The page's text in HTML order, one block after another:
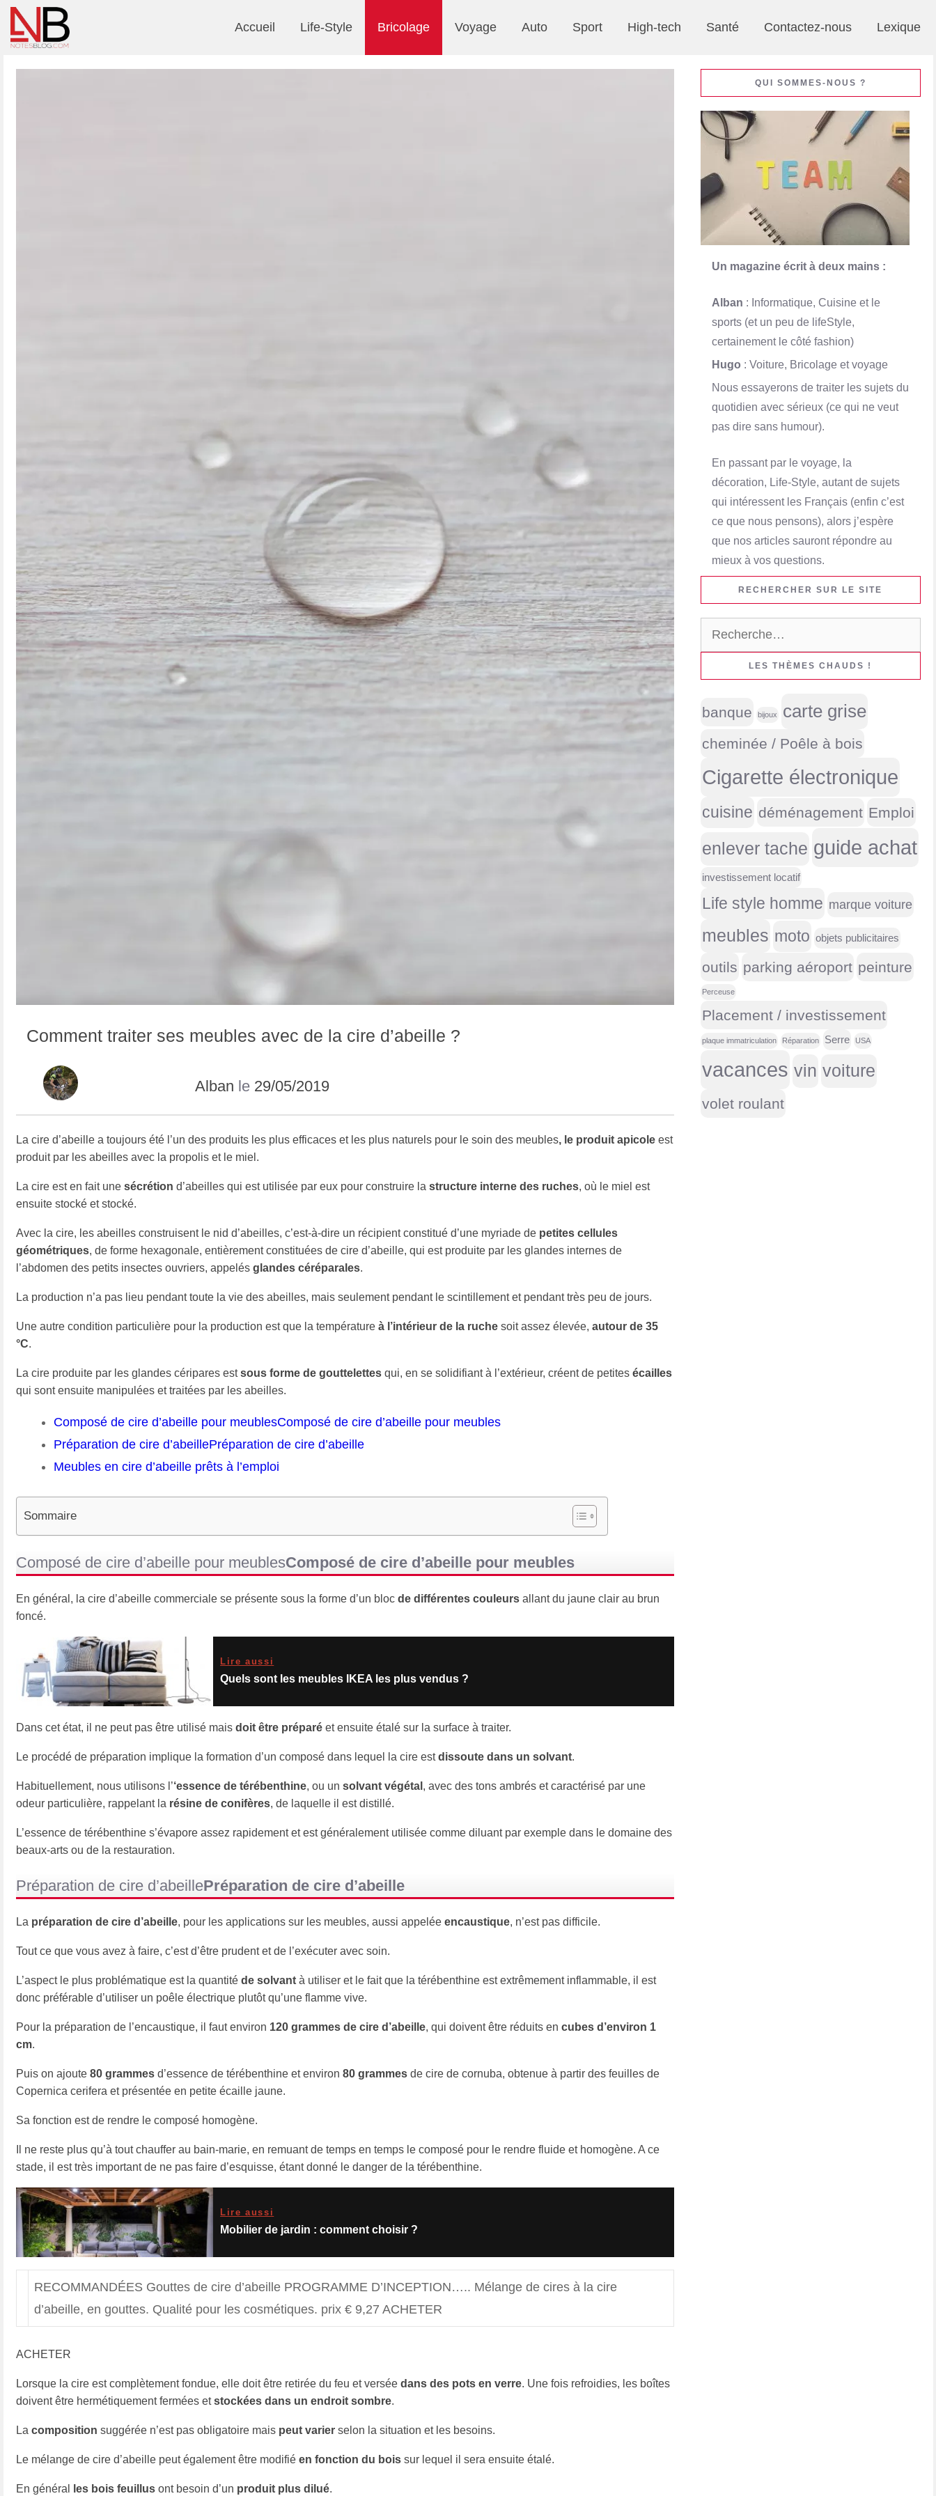
Accueil Life-Style Bricolage Voyage Auto Sport High-tech Santé Contactez-nous Lexique
Comment traiter ses meubles avec de la cire d’abeille ?
Alban le 29/05/2019
La cire d’abeille a toujours été l’un des produits les plus efficaces et les plus naturels pour le soin des meubles, le produit apicoleest
produit par les abeilles avec la propolis et le miel.
La cire est en fait unesécrétion d’abeilles qui est utilisée par eux pour construire la structure interne des ruches, où le miel est
ensuite stocké et stocké.
Avec la cire, les abeilles construisent le nid d’abeilles, c’est-à-dire un récipient constitué d’une myriade depetites cellules
géométriques, de forme hexagonale, entièrement constituées de cire d’abeille, qui est produite par les glandes internes de
l’abdomen des petits insectes ouvriers, appelésglandes céréparales.
La production n’a pas lieu pendant toute la vie des abeilles, mais seulement pendant le scintillement et pendant très peu de jours.
Une autre condition particulière pour la production est que la températureà l’intérieur de la ruchesoit assez élevée, autour de 35
°C.
La cire produite par les glandes céripares estsous forme de gouttelettesqui, en se solidifiant à l’extérieur, créent de petitesécailles
qui sont ensuite manipulées et traitées par les abeilles.
Composé de cire d’abeille pour meublesComposé de cire d’abeille pour meubles
Préparation de cire d’abeillePréparation de cire d’abeille
Meubles en cire d’abeille prêts à l’emploi
Sommaire
Composé de cire d’abeille pour meublesComposé de cire d’abeille pour meubles
En général, la cire d’abeille commerciale se présente sous la forme d’un blocde différentes couleursallant du jaune clair au brun
foncé.
Lire aussi
Quels sont les meubles IKEA les plus vendus ?
Dans cet état, il ne peut pas être utilisé maisdoit être préparéet ensuite étalé sur la surface à traiter.
Le procédé de préparation implique la formation d’un composé dans lequel la cire estdissoute dans un solvant.
Habituellement, nous utilisons l’‘essence de térébenthine, ou un solvant végétal , avec des tons ambrés et caractérisé par une
odeur particulière, rappelant la résine de conifères, de laquelle il est distillé.
L’essence de térébenthine s’évapore assez rapidement et est généralement utilisée comme diluant par exemple dans le domaine des
beaux-arts ou de la restauration.
Préparation de cire d’abeillePréparation de cire d’abeille
La préparation de cire d’abeille, pour les applications sur les meubles, aussi appeléeencaustique, n’est pas difficile.
Tout ce que vous avez à faire, c’est d’être prudent et de l’exécuter avec soin.
L’aspect le plus problématique est la quantitéde solvantà utiliser et le fait que la térébenthine est extrêmement inflammable, il est
donc préférable d’utiliser un poêle électrique plutôt qu’une flamme vive.
Pour la préparation de l’encaustique, il faut environ 120 grammes de cire d’abeille, qui doivent être réduits en cubes d’environ 1
cm.
Puis on ajoute80 grammesd’essence de térébenthine et environ 80 grammesde cire de cornuba, obtenue à partir des feuilles de
Copernica cerifera et présentée en petite écaille jaune.
Sa fonction est de rendre le composé homogène.
Il ne reste plus qu’à tout chauffer au bain-marie, en remuant de temps en temps le composé pour le rendre fluide et homogène. A ce
stade, il est très important de ne pas faire d’esquisse, étant donné le danger de la térébenthine.
Lire aussi
Mobilier de jardin : comment choisir ?
RECOMMANDÉES Gouttes de cire d’abeille PROGRAMME D’INCEPTION….. Mélange de cires à la cire
d’abeille, en gouttes. Qualité pour les cosmétiques. prix € 9,27 ACHETER
ACHETER
Lorsque la cire est complètement fondue, elle doit être retirée du feu et verséedans des pots en verre. Une fois refroidies, les boîtes
doivent être hermétiquement fermées etstockées dans un endroit sombre.
La composition suggérée n’est pas obligatoire maispeut varierselon la situation et les besoins.
Le mélange de cire d’abeille peut également être modifiéen fonction du boissur lequel il sera ensuite étalé.
En général les bois feuillusont besoin d’un produit plus dilué.
QUI SOMMES-NOUS ?
Un magazine écrit à deux mains :
Alban : Informatique, Cuisine et le
sports (et un peu de lifeStyle,
certainement le côté fashion)
Hugo : Voiture, Bricolage et voyage
Nous essayerons de traiter les sujets du
quotidien avec sérieux (ce qui ne veut
pas dire sans humour).
En passant par le voyage, la
décoration, Life-Style, autant de sujets
qui intéressent les Français (enfin c’est
ce que nous pensons), alors j’espère
que nos articles sauront répondre au
mieux à vos questions.
RECHERCHER SUR LE SITE
LES THÈMES CHAUDS !
banque bijoux carte grise
cheminée / Poêle à bois
Cigarette électronique
cuisine déménagement Emploi
enlever tache guide achat
investissement locatif
Life style homme marque voiture
meubles moto objets publicitaires
outils parking aéroport peinture
Perceuse
Placement / investissement
plaque immatriculation Réparation Serre USA
vacances vin voiture
volet roulant